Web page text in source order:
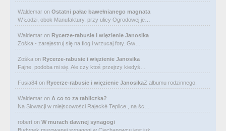
Waldemar on Ostatni pałac bawełnianego magnata
W Łodzi, obok Manufaktury, przy ulicy Ogrodowej je…
Waldemar on Rycerze-rabusie i więzienie Janosika
Zośka - zarejestruj się na flog i wrzucaj foty. Gw…
Zośka on Rycerze-rabusie i więzienie Janosika
Fajne, podoba mi się. Ale czy ktoś przejrzy kiedyś…
Fusia84 on Rycerze-rabusie i więzienie JanosikaZ albumu rodzinnego.
Waldemar on A co to za tabliczka?
Na Słowacji w miejscowości Rajecké Teplice , na śc…
robert on W murach dawnej synagogi